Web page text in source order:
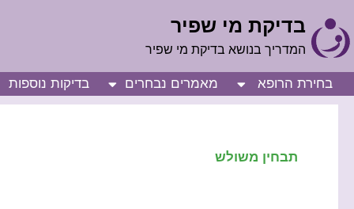
לתוכן
בדיקת מי שפיר
המדריך בנושא בדיקת מי שפיר
בחירת הרופא מאמרים נבחרים בדיקות נוספות
תבחין משולש